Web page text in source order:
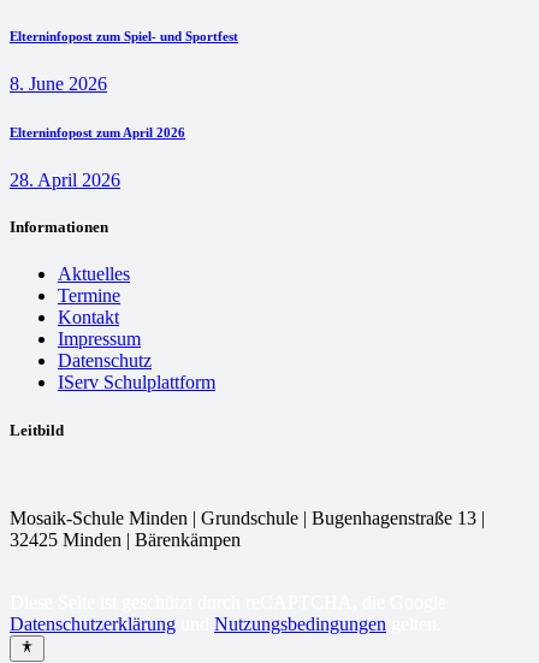
Elterninfopost zum Spiel- und Sportfest
8. June 2026
Elterninfopost zum April 2026
28. April 2026
Informationen
Aktuelles
Termine
Kontakt
Impressum
Datenschutz
IServ Schulplattform
Leitbild
Mosaik-Schule Minden | Grundschule | Bugenhagenstraße 13 |
32425 Minden | Bärenkämpen
Datenschutzerklärung
Nutzungsbedingungen